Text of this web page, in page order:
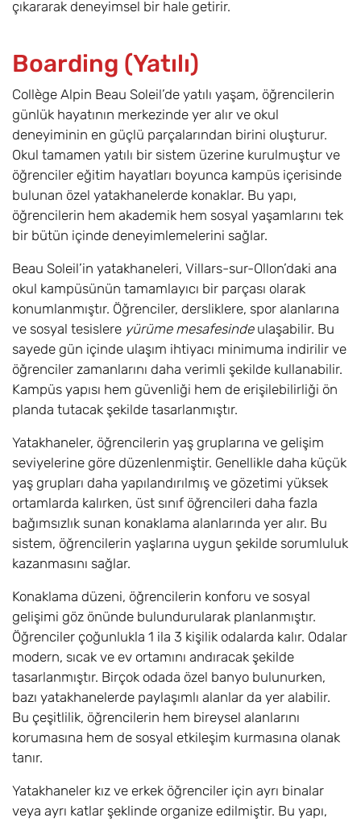
çıkararak deneyimsel bir hale getirir.
Boarding (Yatılı)
Collège Alpin Beau Soleil’de yatılı yaşam, öğrencilerin
günlük hayatının merkezinde yer alır ve okul
deneyiminin en güçlü parçalarından birini oluşturur.
Okul tamamen yatılı bir sistem üzerine kurulmuştur ve
öğrenciler eğitim hayatları boyunca kampüs içerisinde
bulunan özel yatakhanelerde konaklar. Bu yapı,
öğrencilerin hem akademik hem sosyal yaşamlarını tek
bir bütün içinde deneyimlemelerini sağlar.
Beau Soleil’in yatakhaneleri, Villars-sur-Ollon’daki ana
okul kampüsünün tamamlayıcı bir parçası olarak
konumlanmıştır. Öğrenciler, dersliklere, spor alanlarına
ve sosyal tesislere yürüme mesafesindeulaşabilir. Bu
sayede gün içinde ulaşım ihtiyacı minimuma indirilir ve
öğrenciler zamanlarını daha verimli şekilde kullanabilir.
Kampüs yapısı hem güvenliği hem de erişilebilirliği ön
planda tutacak şekilde tasarlanmıştır.
Yatakhaneler, öğrencilerin yaş gruplarına ve gelişim
seviyelerine göre düzenlenmiştir. Genellikle daha küçük
yaş grupları daha yapılandırılmış ve gözetimi yüksek
ortamlarda kalırken, üst sınıf öğrencileri daha fazla
bağımsızlık sunan konaklama alanlarında yer alır. Bu
sistem, öğrencilerin yaşlarına uygun şekilde sorumluluk
kazanmasını sağlar.
Konaklama düzeni, öğrencilerin konforu ve sosyal
gelişimi göz önünde bulundurularak planlanmıştır.
Öğrenciler çoğunlukla 1 ila 3 kişilik odalarda kalır. Odalar
modern, sıcak ve ev ortamını andıracak şekilde
tasarlanmıştır. Birçok odada özel banyo bulunurken,
bazı yatakhanelerde paylaşımlı alanlar da yer alabilir.
Bu çeşitlilik, öğrencilerin hem bireysel alanlarını
korumasına hem de sosyal etkileşim kurmasına olanak
tanır.
Yatakhaneler kız ve erkek öğrenciler için ayrı binalar
veya ayrı katlar şeklinde organize edilmiştir. Bu yapı,